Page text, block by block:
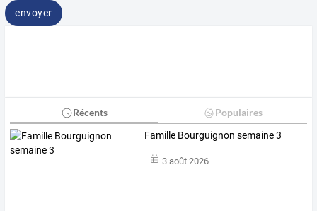
envoyer
Récents Populaires
Famille Bourguignon semaine 3
3 août 2026